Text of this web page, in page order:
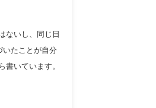
ないし、同じ日
いたことが自分
いています。